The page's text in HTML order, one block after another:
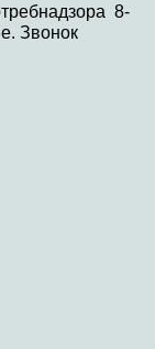
8-
Звонок